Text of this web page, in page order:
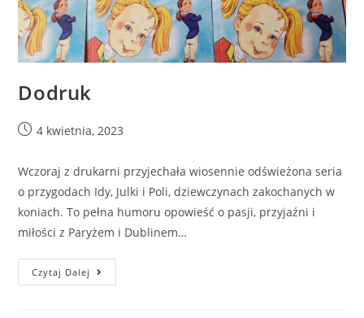
Dodruk
4 kwietnia, 2023
Wczoraj z drukarni przyjechała wiosennie odświeżona seria
o przygodach Idy, Julki i Poli, dziewczynach zakochanych w
koniach. To pełna humoru opowieść o pasji, przyjaźni i
miłości z Paryżem i Dublinem…
Czytaj Dalej